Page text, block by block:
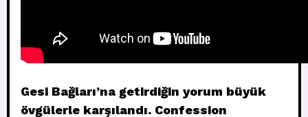
Gesi Bağları’na getirdiğin yorum büyük
övgülerle karşılandı. Confession